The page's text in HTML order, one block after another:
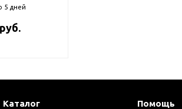
5 дней
Каталог Помощь